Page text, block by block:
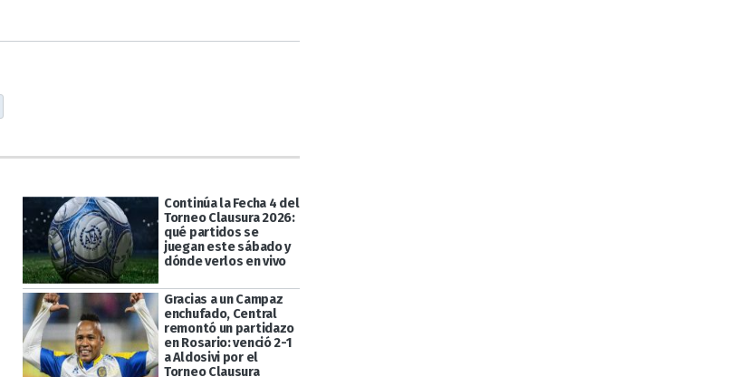
Continúa la Fecha 4 del
Torneo Clausura 2026:
qué partidos se
juegan este sábado y
dónde verlos en vivo
Gracias a un Campaz
enchufado, Central
remontó un partidazo
en Rosario: venció 2-1
a Aldosivi por el
Torneo Clausura